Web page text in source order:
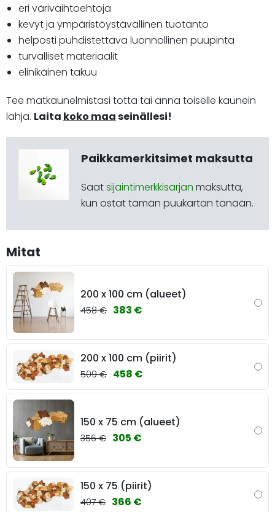
eri värivaihtoehtoja
kevyt ja ympäristöystävällinen tuotanto
helposti puhdistettava luonnollinen puupinta
turvalliset materiaalit
elinikäinen takuu
Tee matkaunelmistasi totta tai anna toiselle kaunein
lahja. Laita koko maaseinällesi!
Paikkamerkitsimet maksutta
Saatsijaintimerkkisarjan maksutta,
kun ostat tämän puukartan tänään.
Mitat
200 x 100 cm (alueet)
458 € 383 €
200 x 100 cm (piirit)
509 € 458 €
150 x 75 cm (alueet)
356 € 305 €
150 x 75 (piirit)
407 € 366 €